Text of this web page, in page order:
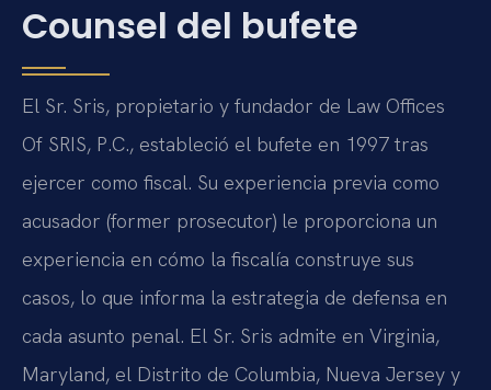
Counsel del bufete
El Sr. Sris, propietario y fundador de Law Offices
Of SRIS, P.C., estableció el bufete en 1997 tras
ejercer como fiscal. Su experiencia previa como
acusador (former prosecutor) le proporciona un
experiencia en cómo la fiscalía construye sus
casos, lo que informa la estrategia de defensa en
cada asunto penal. El Sr. Sris admite en Virginia,
Maryland, el Distrito de Columbia, Nueva Jersey y